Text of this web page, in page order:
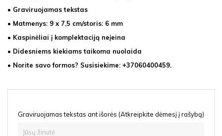
• Graviruojamas tekstas
• Matmenys: 9 x 7,5 cm/storis: 6 mm
• Kaspinėliai į komplektaciją neįeina
• Didesniems kiekiams taikoma nuolaida
• Norite savo formos? Susisiekime: +37060400459.
Graviruojamas tekstas ant išorės (Atkreipkite dėmesį į rašybą)